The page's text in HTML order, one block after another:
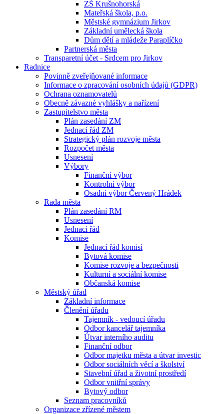
ZŠ Krušnohorská
Mateřská škola, p.o.
Městské gymnázium Jirkov
Základní umělecká škola
Dům dětí a mládeže Paraplíčko
Partnerská města
Transparetní účet - Srdcem pro Jirkov
Radnice
Povinně zveřejňované informace
Informace o zpracování osobních údajů (GDPR)
Ochrana oznamovatelů
Obecně závazné vyhlášky a nařízení
Zastupitelstvo města
Plán zasedání ZM
Jednací řád ZM
Strategický plán rozvoje města
Rozpočet města
Usnesení
Výbory
Finanční výbor
Kontrolní výbor
Osadní výbor Červený Hrádek
Rada města
Plán zasedání RM
Usnesení
Jednací řád
Komise
Jednací řád komisí
Bytová komise
Komise rozvoje a bezpečnosti
Kulturní a sociální komise
Občanská komise
Městský úřad
Základní informace
Členění úřadu
Tajemník - vedoucí úřadu
Odbor kancelář tajemníka
Útvar interního auditu
Finanční odbor
Odbor majetku města a útvar investic
Odbor sociálních věcí a školství
Stavební úřad a životní prostředí
Odbor vnitřní správy
Bytový odbor
Seznam pracovníků
Organizace zřízené městem